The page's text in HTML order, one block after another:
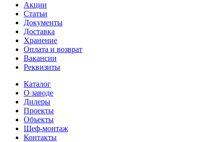
Акции
Статьи
Документы
Доставка
Хранение
Оплата и возврат
Вакансии
Реквизиты
Каталог
О заводе
Дилеры
Проекты
Объекты
Шеф-монтаж
Контакты